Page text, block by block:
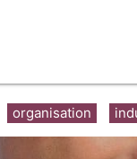
organisation